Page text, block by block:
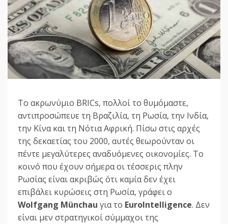
Tο ακρωνύμιο BRICs, πολλοί το θυμόμαστε,
αντιπροσώπευε τη Βραζιλία, τη Ρωσία, την Ινδία,
την Κίνα και τη Νότια Αφρική. Πίσω στις αρχές
της δεκαετίας του 2000, αυτές θεωρούνταν οι
πέντε μεγαλύτερες αναδυόμενες οικονομίες. Το
κοινό που έχουν σήμερα οι τέσσερις πλην
Ρωσίας είναι ακριβώς ότι καμία δεν έχει
επιβάλει κυρώσεις στη Ρωσία, γράφει ο
Wolfgang Münchau για το EuroIntelligence. Δεν
είναι μεν στρατηγικοί σύμμαχοι της